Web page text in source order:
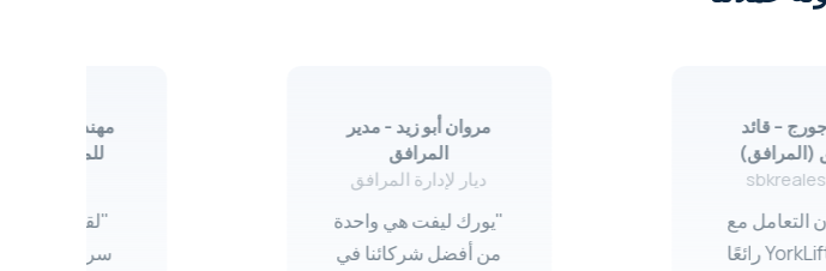
– قائد
(المرافق)
التعامل مع
شركة YorkLift رائعًا
مروان أبو زيد - مدير
المرافق
ديار لإدارة المرافق
"يورك ليفت هي واحدة
من أفضل شركائنا في
مهندس مدني –
للمقاولات
"لقد كان من
سروري